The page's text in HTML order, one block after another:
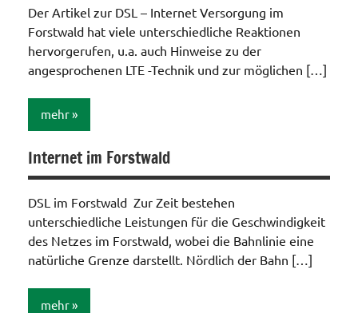
/ TV /
Funk
Der Artikel zur DSL – Internet Versorgung im
Forstwald hat viele unterschiedliche Reaktionen
hervorgerufen, u.a. auch Hinweise zu der
angesprochenen LTE -Technik und zur möglichen […]
mehr
Internet
/
/ TV /
Funk
Internet im Forstwald
DSL im Forstwald Zur Zeit bestehen
unterschiedliche Leistungen für die Geschwindigkeit
des Netzes im Forstwald, wobei die Bahnlinie eine
natürliche Grenze darstellt. Nördlich der Bahn […]
mehr